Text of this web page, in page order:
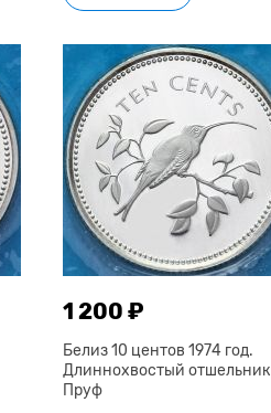
1 200 ₽
Белиз 10 центов 1974 год.
Длиннохвостый отшельник
Пруф